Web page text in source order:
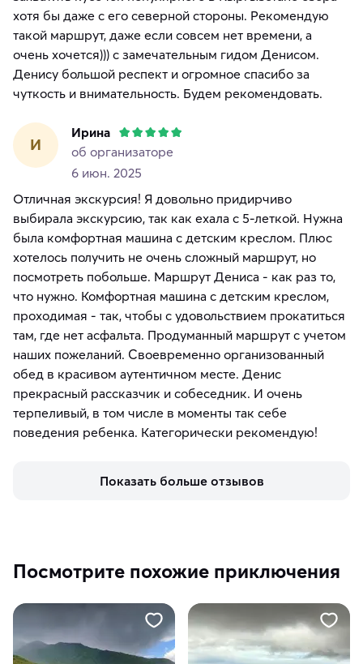
хотя бы даже с его северной стороны. Рекомендую
такой маршрут, даже если совсем нет времени, а
очень хочется))) с замечательным гидом Денисом.
Денису большой респект и огромное спасибо за
чуткость и внимательность. Будем рекомендовать.
И
Ирина
об организаторе
6 июн. 2025
Отличная экскурсия! Я довольно придирчиво
выбирала экскурсию, так как ехала с 5-леткой. Нужна
была комфортная машина с детским креслом. Плюс
хотелось получить не очень сложный маршрут, но
посмотреть побольше. Маршрут Дениса - как раз то,
что нужно. Комфортная машина с детским креслом,
проходимая - так, чтобы с удовольствием прокатиться
там, где нет асфальта. Продуманный маршрут с учетом
наших пожеланий. Своевременно организованный
обед в красивом аутентичном месте. Денис
прекрасный рассказчик и собеседник. И очень
терпеливый, в том числе в моменты так себе
поведения ребенка. Категорически рекомендую!
Показать больше отзывов
Посмотрите похожие приключения